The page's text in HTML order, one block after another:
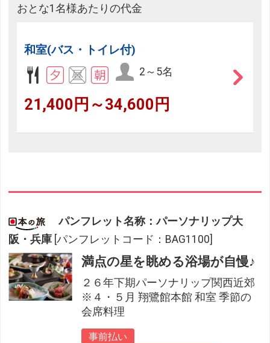
おとな1名様あたりの代金
和室(バス・トイレ付)
2～5名
21,400円～34,600円
パンフレット名称：パーソナリップ大
阪・兵庫 [パンフレットコード：BAG1100]
満点の星を眺める浴場が自慢♪
２６年下期パーソナリップ関西近郊
※４・５月 翔鷺館本館 和室 季節の
会席料理
事前払い